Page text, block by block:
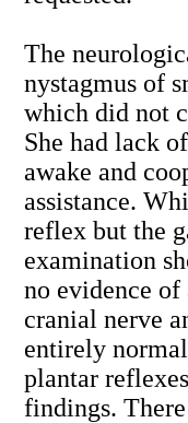
The
nystagmus of
which did not
She had lack
awake and
assistance.
reflex but the
examination
no evidence
cranial nerve
entirely
plantar
findings.